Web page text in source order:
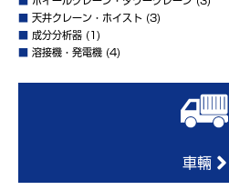
天井クレーン・ホイスト (3)
成分分析器 (1)
溶接機・発電機 (4)
車輛